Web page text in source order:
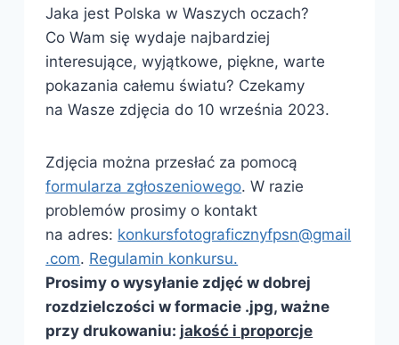
Jaka jest Polska w Waszych oczach?
Co Wam się wydaje najbardziej
interesujące, wyjątkowe, piękne, warte
pokazania całemu światu? Czekamy
na Wasze zdjęcia do 10 września 2023.
Zdjęcia można przesłać za pomocą
formularza zgłoszeniowego. W razie
problemów prosimy o kontakt
na adres: konkursfotograficznyfpsn@gmail
.com. Regulamin konkursu.
Prosimy o wysyłanie zdjęć w dobrej
rozdzielczości w formacie .jpg, ważne
przy drukowaniu: jakość i proporcje